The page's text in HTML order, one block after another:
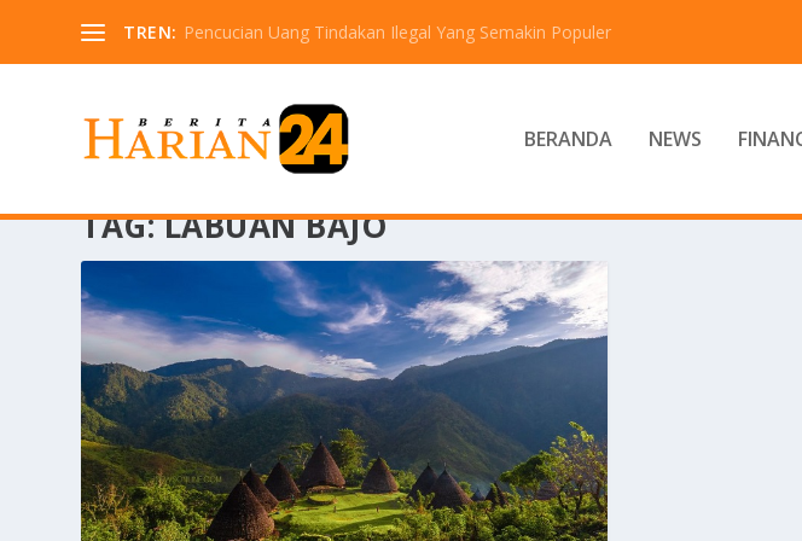
TREN: Pencucian Uang Tindakan Ilegal Yang Semakin Populer
BERANDA NEWS
TAG:LABUAN BAJO